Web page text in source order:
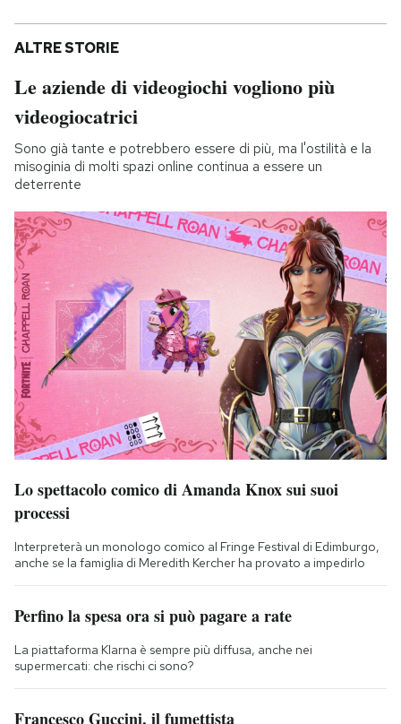
ALTRE STORIE
Le aziende di videogiochi vogliono più
videogiocatrici
Sono già tante e potrebbero essere di più, ma l'ostilità e la
misoginia di molti spazi online continua a essere un
deterrente
Lo spettacolo comico di Amanda Knox sui suoi
processi
Interpreterà un monologo comico al Fringe Festival di Edimburgo,
anche se la famiglia di Meredith Kercher ha provato a impedirlo
Perfino la spesa ora si può pagare a rate
La piattaforma Klarna è sempre più diffusa, anche nei
supermercati: che rischi ci sono?
Francesco Guccini, il fumettista